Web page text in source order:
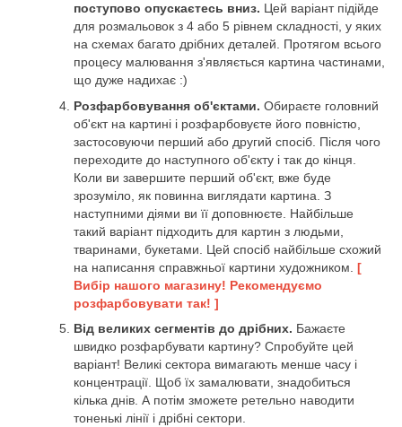
поступово опускаєтесь вниз. Цей варіант підійде
для розмальовок з 4 або 5 рівнем складності, у яких
на схемах багато дрібних деталей. Протягом всього
процесу малювання з'являється картина частинами,
що дуже надихає :)
Розфарбовування об'єктами. Обираєте головний
об'єкт на картині і розфарбовуєте його повністю,
застосовуючи перший або другий спосіб. Після чого
переходите до наступного об'єкту і так до кінця.
Коли ви завершите перший об'єкт, вже буде
зрозуміло, як повинна виглядати картина. З
наступними діями ви її доповнюєте. Найбільше
такий варіант підходить для картин з людьми,
тваринами, букетами. Цей спосіб найбільше схожий
на написання справжньої картини художником. [
Вибір нашого магазину! Рекомендуємо
розфарбовувати так! ]
Від великих сегментів до дрібних. Бажаєте
швидко розфарбувати картину? Спробуйте цей
варіант! Великі сектора вимагають менше часу і
концентрації. Щоб їх замалювати, знадобиться
кілька днів. А потім зможете ретельно наводити
тоненькі лінії і дрібні сектори.